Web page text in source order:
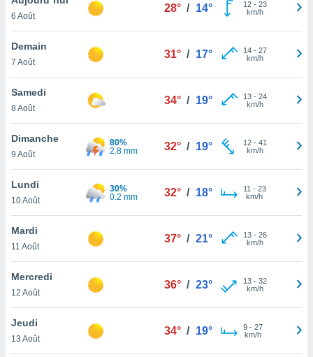
et
»,
au
vous
qu'ils
ou
le
ainsi
un
la
du
en
6 Août
28° / 14° 12- 23
km/h
Demain
7 Août
31° / 17° 14- 27
km/h
Samedi
8 Août
34° / 19° 13- 24
km/h
Dimanche
9 Août
80%
2.8 mm
32° / 19° 12- 41
km/h
Lundi
10 Août
30%
0.2 mm
32° / 18° 11 - 23
km/h
Mardi
11 Août
37° / 21° 13- 26
km/h
Mercredi
12 Août
36° / 23° 13- 32
km/h
Jeudi
13 Août
34° / 19° 9- 27
km/h